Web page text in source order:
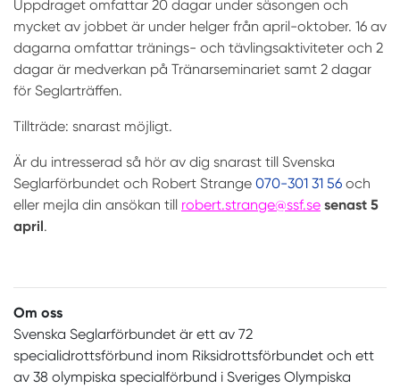
Uppdraget omfattar 20 dagar under säsongen och
mycket av jobbet är under helger från april-oktober. 16 av
dagarna omfattar tränings- och tävlingsaktiviteter och 2
dagar är medverkan på Tränarseminariet samt 2 dagar
för Seglarträffen.
Tillträde: snarast möjligt.
Är du intresserad så hör av dig snarast till Svenska
Seglarförbundet och Robert Strange 070-301 31 56 och
eller mejla din ansökan till robert.strange@ssf.se senast 5
april.
Om oss
Svenska Seglarförbundet är ett av 72
specialidrottsförbund inom Riksidrottsförbundet och ett
av 38 olympiska specialförbund i Sveriges Olympiska